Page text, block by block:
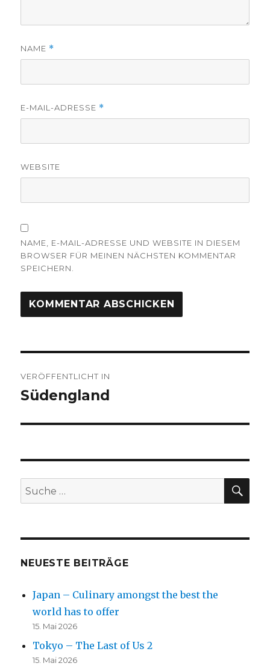
NAME *
E-MAIL-ADRESSE *
WEBSITE
NAME, E-MAIL-ADRESSE UND WEBSITE IN DIESEM
BROWSER FÜR MEINEN NÄCHSTEN KOMMENTAR
SPEICHERN.
VERÖFFENTLICHT IN
Südengland
Suche
nach:
NEUESTE BEITRÄGE
Japan – Culinary amongst the best the
world has to offer
15. Mai 2026
Tokyo – The Last of Us 2
15. Mai 2026